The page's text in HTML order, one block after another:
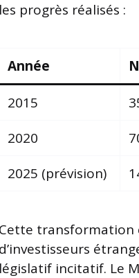
les progrès réalisés :
Année
2015
2020
2025 (prévision)
Cette transformation
d’investisseurs
législatif incitatif. Le